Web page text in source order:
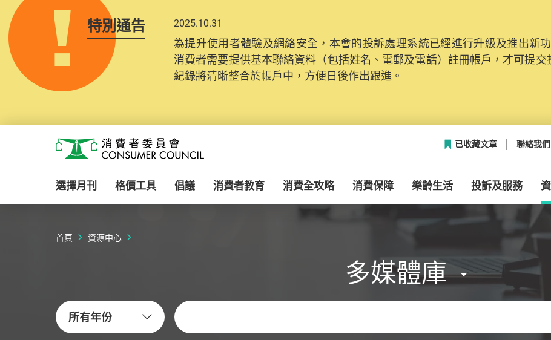
特別通告 2025.10.31
為提升使用者體驗及網絡安全，本會的投訴處理系統已經進行升級及推出新
消費者需要提供基本聯絡資料（包括姓名、電郵及電話）註冊帳戶，才可提
紀錄將清晰整合於帳戶中，方便日後作出跟進。
消費者委員會
已收藏文章 聯絡我們
選擇月刊 格價工具 倡議 消費者教育 消費全攻略 消費保障 樂齡生活 投訴及服務
首頁 資源中心
多媒體庫
所有年份
關鍵字